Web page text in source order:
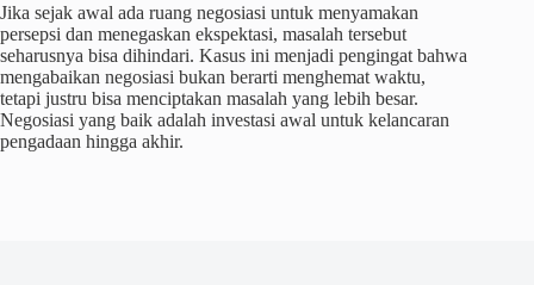
Jika sejak awal ada ruang negosiasi untuk menyamakan
persepsi dan menegaskan ekspektasi, masalah tersebut
seharusnya bisa dihindari. Kasus ini menjadi pengingat bahwa
mengabaikan negosiasi bukan berarti menghemat waktu,
tetapi justru bisa menciptakan masalah yang lebih besar.
Negosiasi yang baik adalah investasi awal untuk kelancaran
pengadaan hingga akhir.